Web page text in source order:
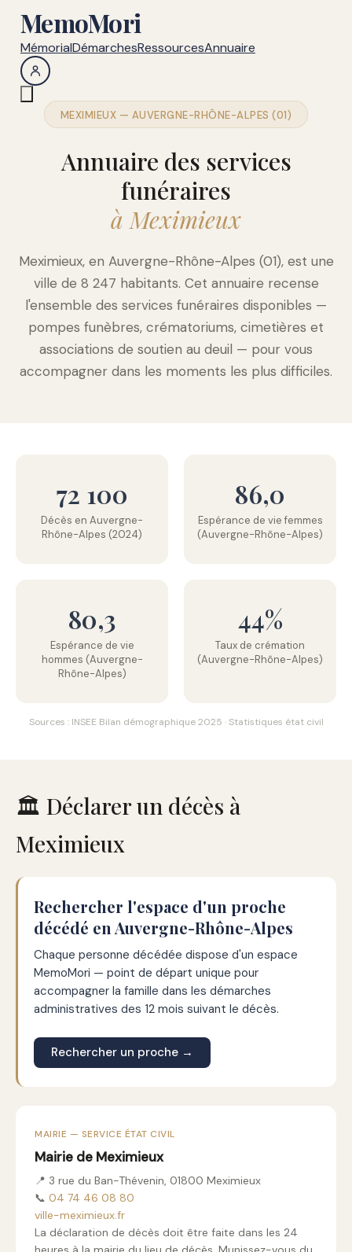
MemoMori
MémorialDémarchesRessourcesAnnuaire
MEXIMIEUX — AUVERGNE-RHÔNE-ALPES (01)
Annuaire des services
funéraires
à Meximieux
Meximieux, en Auvergne-Rhône-Alpes (01), est une
ville de 8 247 habitants. Cet annuaire recense
l'ensemble des services funéraires disponibles —
pompes funèbres, crématoriums, cimetières et
associations de soutien au deuil — pour vous
accompagner dans les moments les plus difficiles.
72 100
Décès en Auvergne-
Rhône-Alpes (2024)
86,0
Espérance de vie femmes
(Auvergne-Rhône-Alpes)
80,3
Espérance de vie
hommes (Auvergne-
Rhône-Alpes)
44%
Taux de crémation
(Auvergne-Rhône-Alpes)
Sources : INSEE Bilan démographique 2025 · Statistiques état civil
🏛️ Déclarer un décès à
Meximieux
Rechercher l'espace d'un proche
décédé en Auvergne-Rhône-Alpes
Chaque personne décédée dispose d'un espace
MemoMori — point de départ unique pour
accompagner la famille dans les démarches
administratives des 12 mois suivant le décès.
Rechercher un proche →
MAIRIE — SERVICE ÉTAT CIVIL
Mairie de Meximieux
📍 3 rue du Ban-Thévenin, 01800 Meximieux
📞 04 74 46 08 80
ville-meximieux.fr
La déclaration de décès doit être faite dans les 24